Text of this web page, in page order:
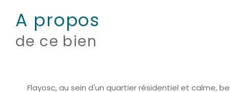
a propos
de ce bien
Flayosc, au sein d'un quartier résidentiel et calme,